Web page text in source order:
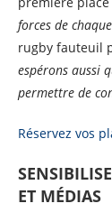
forces de
rugby fauteuil
espérons aussi
permettre de
Réservez vos
ET MÉDIAS